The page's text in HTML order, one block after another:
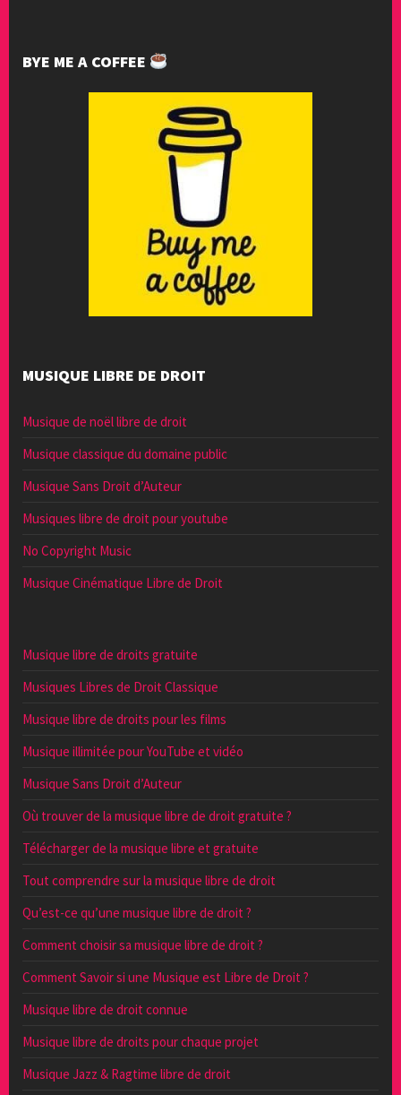
BYE ME A COFFEE
MUSIQUE LIBRE DE DROIT
Musique de noël libre de droit
Musique classique du domaine public
Musique Sans Droit d’Auteur
Musiques libre de droit pour youtube
No Copyright Music
Musique Cinématique Libre de Droit
Musique libre de droits gratuite
Musiques Libres de Droit Classique
Musique libre de droits pour les films
Musique illimitée pour YouTube et vidéo
Musique Sans Droit d’Auteur
Où trouver de la musique libre de droit gratuite ?
Télécharger de la musique libre et gratuite
Tout comprendre sur la musique libre de droit
Qu’est-ce qu’une musique libre de droit ?
Comment choisir sa musique libre de droit ?
Comment Savoir si une Musique est Libre de Droit ?
Musique libre de droit connue
Musique libre de droits pour chaque projet
Musique Jazz & Ragtime libre de droit